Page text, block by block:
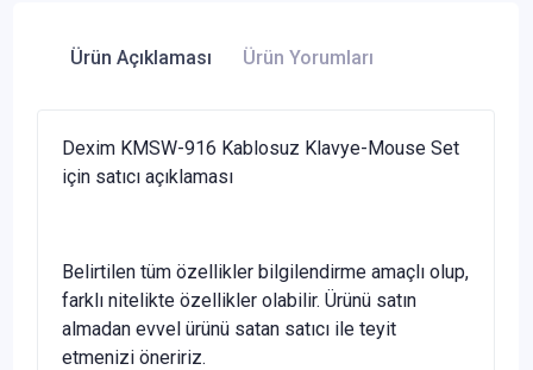
Ürün Açıklaması Ürün Yorumları
Dexim KMSW-916 Kablosuz Klavye-Mouse Set
için satıcı açıklaması
Belirtilen tüm özellikler bilgilendirme amaçlı olup,
farklı nitelikte özellikler olabilir. Ürünü satın
almadan evvel ürünü satan satıcı ile teyit
etmenizi öneririz.